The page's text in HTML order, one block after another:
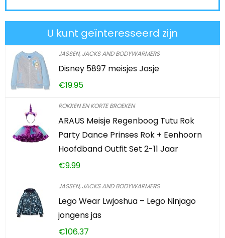
U kunt geïnteresseerd zijn
JASSEN, JACKS AND BODYWARMERS
Disney 5897 meisjes Jasje
€19.95
ROKKEN EN KORTE BROEKEN
ARAUS Meisje Regenboog Tutu Rok
Party Dance Prinses Rok + Eenhoorn
Hoofdband Outfit Set 2-11 Jaar
€9.99
JASSEN, JACKS AND BODYWARMERS
Lego Wear Lwjoshua – Lego Ninjago
jongens jas
€106.37